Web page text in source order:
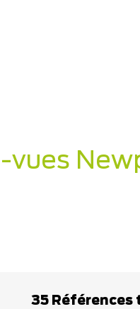
vues
35 Références